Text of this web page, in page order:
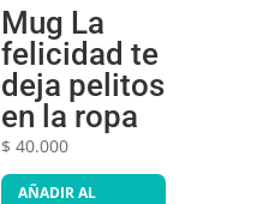
Mug La
felicidad te
deja pelitos
en la ropa
$ 40.000
AÑADIR AL